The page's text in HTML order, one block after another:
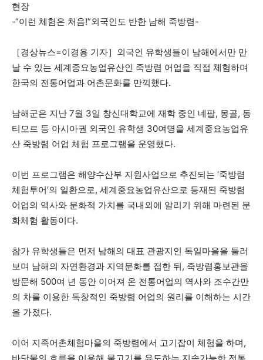
현장
-“이런 체험은 처음!”외국인도 반한 남해 죽방렴-
［경상뉴스=이경용 기자］외국인 유학생들이 남해에서만 만
날 수 있는 세계중요농업유산인 죽방렴 어업을 직접 체험하며
한국의 전통어업과 어촌문화를 만끽했다.
남해군은 지난 7월 3일 창신대학교에 재학 중인 네팔, 몽골, 동
티모르 등 아시아권 외국인 유학생 30여명을 세계중요농업유
산 죽방렴 어업 체험 프로그램을 운영했다.
이번 프로그램은 해양수산부 지원사업으로 추진되는 ‘죽방렴
체험투어’의 일환으로, 세계중요농업유산으로 등재된 죽방렴
어업의 역사와 문화적 가치를 국내외에 알리기 위해 마련된 문
화체험 활동이다.
참가 유학생들은 먼저 남해의 대표 관광지인 독일마을을 둘러
보며 남해의 자연환경과 지역문화를 접한 뒤, 죽방렴홍보관을
방문해 500여 년 동안 이어져 온 전통어업의 역사와 조수간만
의 차를 이용한 독창적인 죽방렴 어업의 원리를 이해하는 시간
을 가졌다.
이어 지족어촌체험마을의 죽방렴에서 고기잡이 체험을 하며,